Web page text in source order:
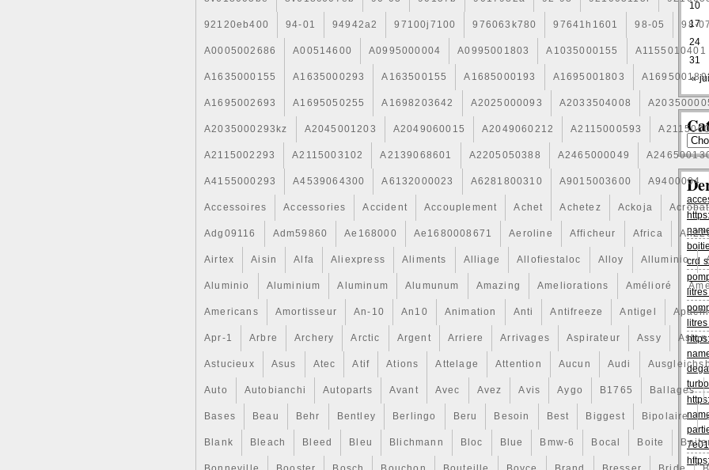
92120eb400 94-01 94942a2 97100j7100 976063k780 97641h1601 98-05 98-
A0005002686 A00514600 A0995000004 A0995001803 A1035000155 A1155010401
A1635000155 A1635000293 A163500155 A1685000193 A1695001803
A1695002693 A1695050255 A1698203642 A2025000093 A2033504008
A2035000293kz A2045001203 A2049060015 A2049060212 A2115000593
A2115002293 A2115003102 A2139068601 A2205050388 A2465000049
A4155000293 A4539064300 A6132000023 A6281800310 A9015003600 A9400004
Accessoires Accessories Accident Accouplement Achet Achetez Ackoja
Adg09116 Adm59860 Ae168000 Ae1680008671 Aeroline Afficheur Africa
Airtex Aisin Alfa Aliexpress Aliments Alliage Allofiestaloc Alloy Alluminio
Aluminio Aluminium Aluminum Alumunum Amazing Ameliorations Amélioré
Americans Amortisseur An-10 An10 Animation Anti Antifreeze Antigel
Apr-1 Arbre Archery Arctic Argent Arriere Arrivages Aspirateur Assy Aston
Astucieux Asus Atec Atif Ations Attelage Attention Aucun Audi
Auto Autobianchi Autoparts Avant Avec Avez Avis Aygo B1765 Ballages
Bases Beau Behr Bentley Berlingo Beru Besoin Best Biggest Bipolaire
Blank Bleach Bleed Bleu Blichmann Bloc Blue Bmw-6 Bocal Boite
«
10
17
24
31
crd